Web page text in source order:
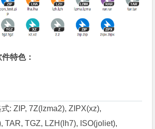
特色：
: ZIP, 7Z(lzma2), ZIPX(xz),
TAR, TGZ, LZH(lh7), ISO(joliet),